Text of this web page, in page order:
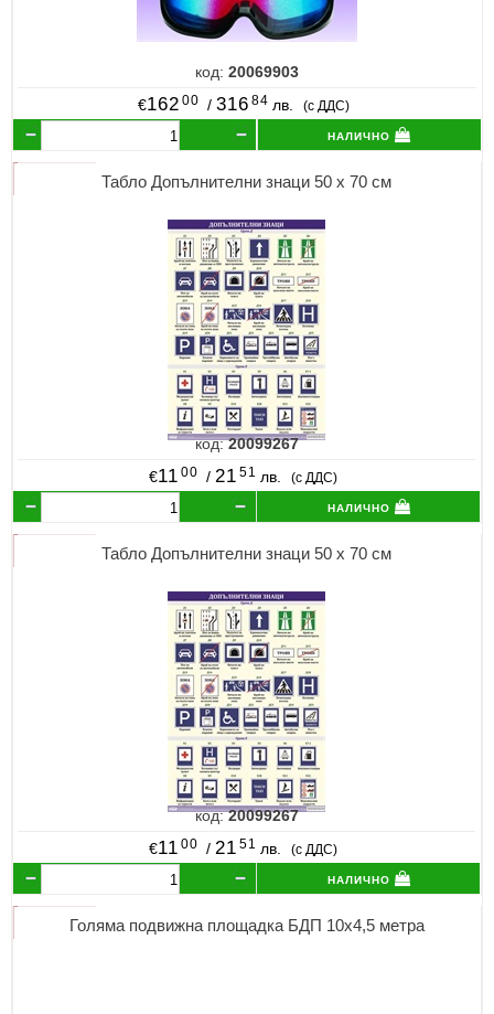
код: 20069903
€162 00 /316 84 лв. (с ДДС)
налично
Табло Допълнителни знаци 50 х 70 см
код:20099267
€11 00 /21 51 лв. (с ДДС)
налично
Табло Допълнителни знаци 50 х 70 см
код:20099267
€11 00 /21 51 лв. (с ДДС)
налично
Голяма подвижна площадка БДП 10х4,5 метра